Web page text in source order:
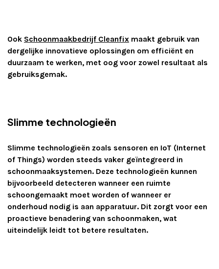
Ook Schoonmaakbedrijf Cleanfix maakt gebruik van
dergelijke innovatieve oplossingen om efficiënt en
duurzaam te werken, met oog voor zowel resultaat als
gebruiksgemak.
Slimme technologieën
Slimme technologieën zoals sensoren en IoT (Internet
of Things) worden steeds vaker geïntegreerd in
schoonmaaksystemen. Deze technologieën kunnen
bijvoorbeeld detecteren wanneer een ruimte
schoongemaakt moet worden of wanneer er
onderhoud nodig is aan apparatuur. Dit zorgt voor een
proactieve benadering van schoonmaken, wat
uiteindelijk leidt tot betere resultaten.